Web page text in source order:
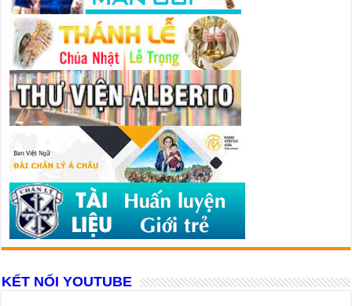
KẾT NỐI YOUTUBE